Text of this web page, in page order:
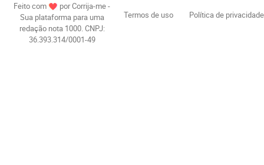
Feito com
por Corrija-me -
Sua plataforma para uma
redação nota 1000. CNPJ:
36.393.314/0001-49
Termos de uso Política de privacidade